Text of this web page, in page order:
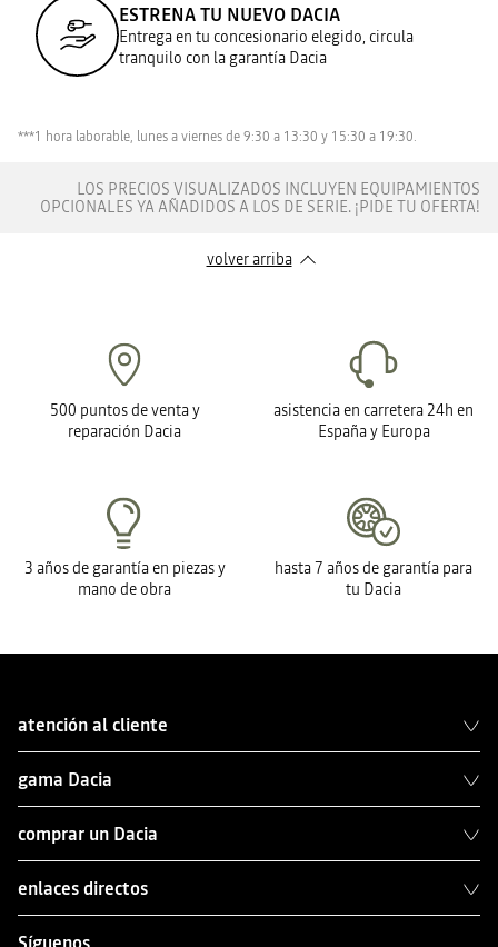
ESTRENA TU NUEVO DACIA
Entrega en tu concesionario elegido, circula
tranquilo con la garantía Dacia
***1 hora laborable, lunes a viernes de 9:30 a 13:30 y 15:30 a 19:30.
LOS PRECIOS VISUALIZADOS INCLUYEN EQUIPAMIENTOS
OPCIONALES YA AÑADIDOS A LOS DE SERIE. ¡PIDE TU OFERTA!
volver arriba
500 puntos de venta y
reparación Dacia
asistencia en carretera 24h en
España y Europa
3 años de garantía en piezas y
mano de obra
hasta 7 años de garantía para
tu Dacia
atención al cliente
gama Dacia
comprar un Dacia
enlaces directos